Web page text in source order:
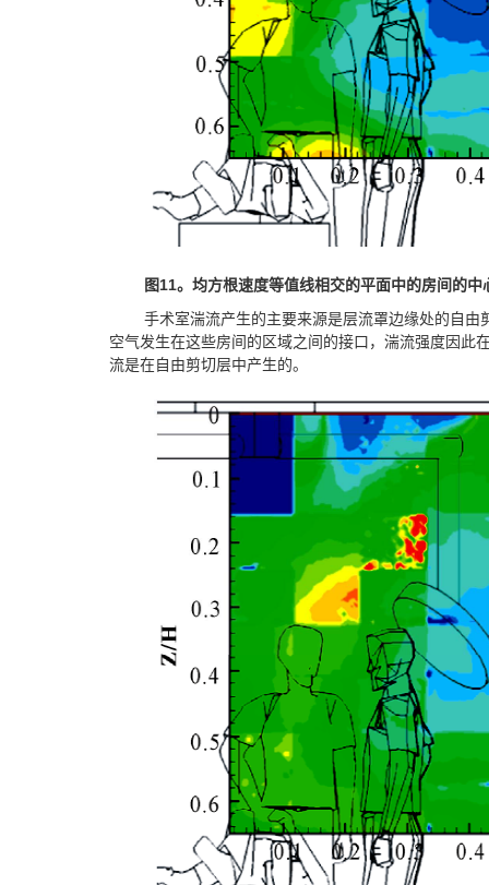
图11。均方根速度等值线相交的平面中的房间的中
手术室湍流产生的主要来源是层流罩边缘处的自由
空气发生在这些房间的区域之间的接口，湍流强度因此
流是在自由剪切层中产生的。